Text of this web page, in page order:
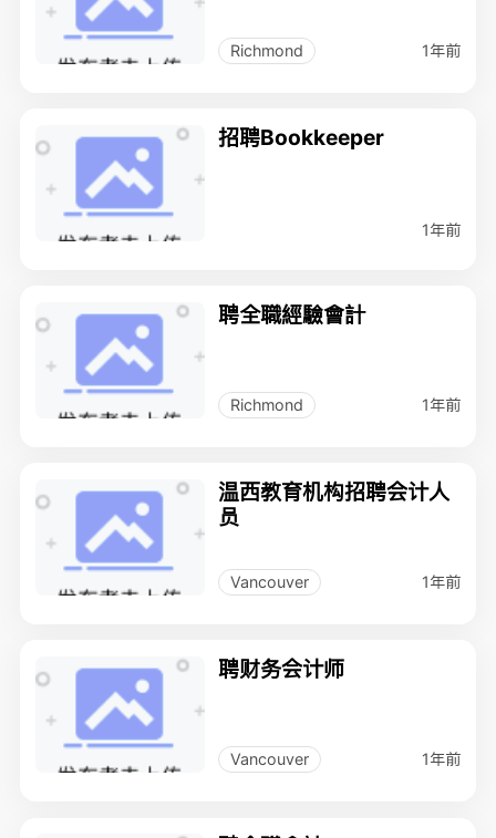
Richmond 1年前
招聘Bookkeeper
1年前
聘全職經驗會計
Richmond 1年前
温西教育机构招聘会计人
员
Vancouver 1年前
聘财务会计师
Vancouver 1年前